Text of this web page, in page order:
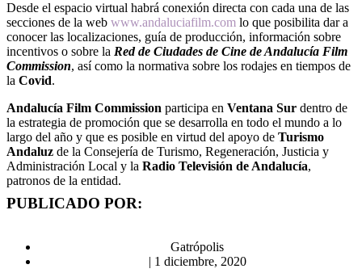
Desde el espacio virtual habrá conexión directa con cada una de las
secciones de la web www.andaluciafilm.com lo que posibilita dar a
conocer las localizaciones, guía de producción, información sobre
incentivos o sobre la Red de Ciudades de Cine de Andalucía Film
Commission, así como la normativa sobre los rodajes en tiempos de
la Covid.
Andalucía Film Commission participa en Ventana Sur dentro de
la estrategia de promoción que se desarrolla en todo el mundo a lo
largo del año y que es posible en virtud del apoyo de Turismo
Andaluz de la Consejería de Turismo, Regeneración, Justicia y
Administración Local y la Radio Televisión de Andalucía,
patronos de la entidad.
PUBLICADO POR:
Gatrópolis
| 1 diciembre, 2020